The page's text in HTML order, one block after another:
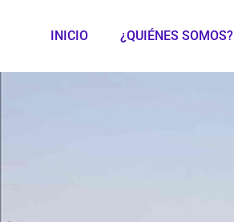
INICIO ¿QUIÉNES SOMOS?